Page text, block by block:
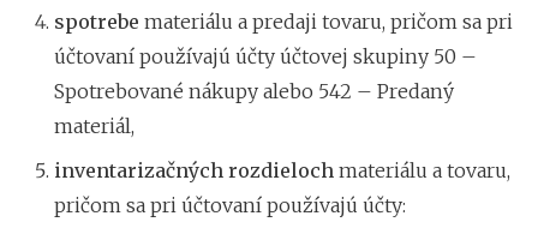
spotrebe materiálu a predaji tovaru, pričom sa pri
účtovaní používajú účty účtovej skupiny 50 –
Spotrebované nákupy alebo 542 – Predaný
materiál,
inventarizačných rozdieloch materiálu a tovaru,
pričom sa pri účtovaní používajú účty: